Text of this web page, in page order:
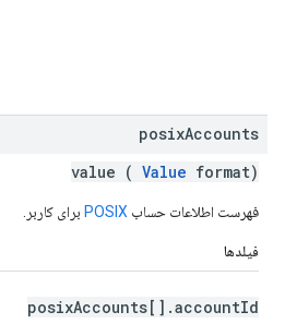
posixAccounts
value ( Value format)
فهرست اطلاعات حساب POSIX برای کاربر.
فیلدها
posixAccounts[].accountId